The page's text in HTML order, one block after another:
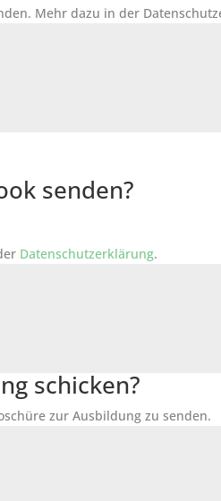
Mehr dazu in der
senden?
Datenschutzerklärung.
schicken?
zur Ausbildung zu senden.